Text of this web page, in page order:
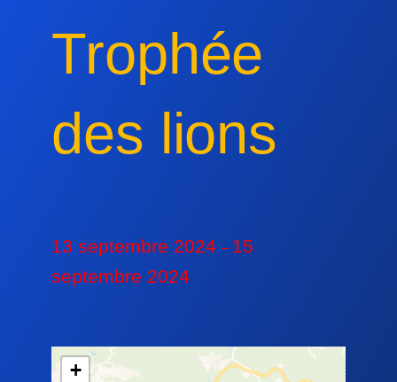
Trophée
des lions
13 septembre 2024 – 15
septembre 2024
+